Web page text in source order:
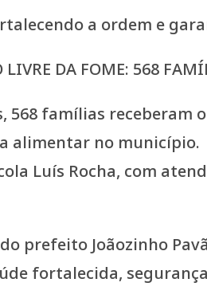
a ordem e
DA FOME: 568
568 famílias
alimentar no município.
Luís Rocha, com
prefeito Joãozinho
fortalecida,